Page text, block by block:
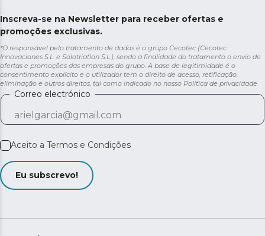
Inscreva-se na Newsletter para receber ofertas e
promoções exclusivas.
*O responsável pelo tratamento de dados é o grupo Cecotec (Cecotec
Innovaciones S.L. e Solotriatlon S.L.), sendo a finalidade do tratamento o envio de
ofertas e promoções das empresas do grupo. A base de legitimidade é o
consentimento explícito e o utilizador tem o direito de acesso, retificação,
eliminação e outros direitos, tal como indicado no nosso Política de privacidade
Correo electrónico
Aceito a Termos e Condições
Eu subscrevo!